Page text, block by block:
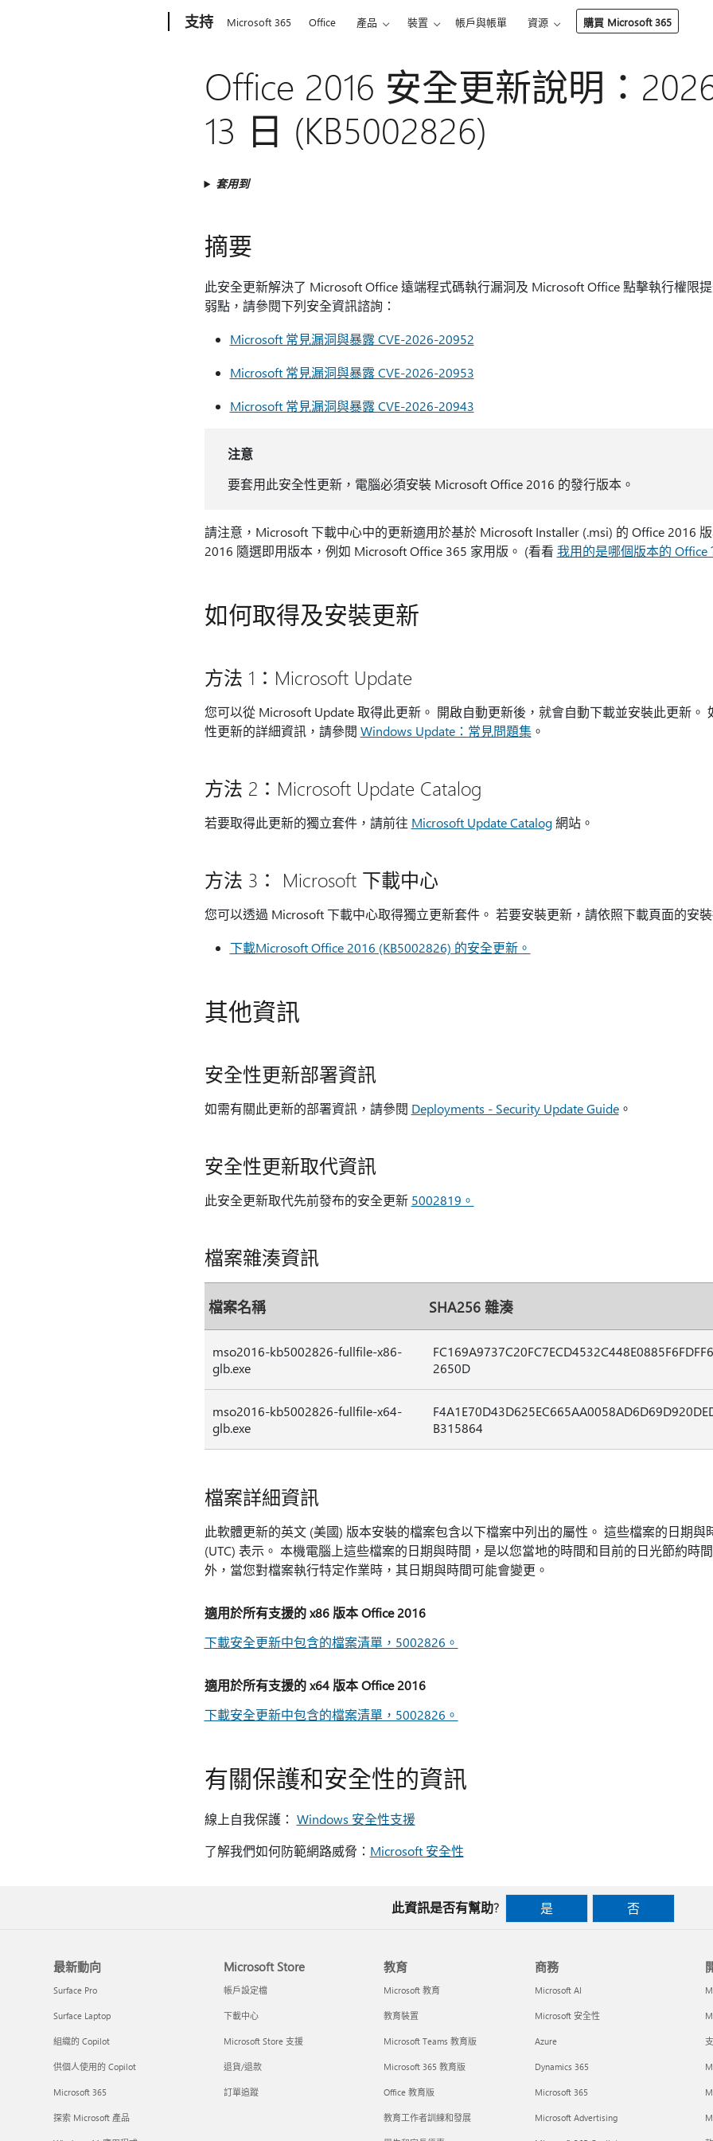
支持 Microsoft 365 Office 產品 裝置 帳戶與帳單 資源 購買 Microsoft 365
Office 2016 安全更新說明：
13 日 (KB5002826)
套用到
摘要
此安全更新解決了 Microsoft Office 遠端程式碼執行漏洞及 Microsoft Office 點擊執行權限
弱點，請參閱下列安全資訊諮詢：
Microsoft 常見漏洞與暴露 CVE-2026-20952
Microsoft 常見漏洞與暴露 CVE-2026-20953
Microsoft 常見漏洞與暴露 CVE-2026-20943
注意
要套用此安全性更新，電腦必須安裝 Microsoft Office 2016 的發行版本。
請注意，Microsoft 下載中心中的更新適用於基於 Microsoft Installer (.msi) 的 Office 2016
2016 隨選即用版本，例如 Microsoft Office 365 家用版。 (看看 我用的是哪個版本的 Office
如何取得及安裝更新
方法 1：Microsoft Update
您可以從 Microsoft Update 取得此更新。 開啟自動更新後，就會自動下載並安裝此更新。
性更新的詳細資訊，請參閱 Windows Update：常見問題集。
方法 2：Microsoft Update Catalog
若要取得此更新的獨立套件，請前往 Microsoft Update Catalog網站。
方法 3： Microsoft 下載中心
您可以透過 Microsoft 下載中心取得獨立更新套件。 若要安裝更新，請依照下載頁面的安裝
下載Microsoft Office 2016 (KB5002826) 的安全更新。
其他資訊
安全性更新部署資訊
如需有關此更新的部署資訊，請參閱 Deployments - Security Update Guide。
安全性更新取代資訊
此安全更新取代先前發布的安全更新 5002819。
檔案雜湊資訊
檔案名稱 SHA256 雜湊
mso2016-kb5002826-fullfile-x86-
glb.exe
2650D
mso2016-kb5002826-fullfile-x64-
glb.exe
B315864
檔案詳細資訊
此軟體更新的英文 (美國) 版本安裝的檔案包含以下檔案中列出的屬性。 這些檔案的日期與
(UTC) 表示。 本機電腦上這些檔案的日期與時間，是以您當地的時間和目前的日光節約時
外，當您對檔案執行特定作業時，其日期與時間可能會變更。
適用於所有支援的 x86 版本 Office 2016
下載安全更新中包含的檔案清單，5002826。
適用於所有支援的 x64 版本 Office 2016
下載安全更新中包含的檔案清單，5002826。
有關保護和安全性的資訊
線上自我保護： Windows 安全性支援
了解我們如何防範網路威脅： Microsoft 安全性
此資訊是否有幫助? 是 否
最新動向
Surface Pro
Surface Laptop
組織的 Copilot
供個人使用的 Copilot
Microsoft 365
探索 Microsoft 產品
Microsoft Store
帳戶設定檔
下載中心
Microsoft Store 支援
退貨/退款
訂單追蹤
教育
Microsoft 教育
教育裝置
Microsoft Teams 教育版
Microsoft 365 教育版
Office 教育版
教育工作者訓練和發展
商務
Microsoft AI
Microsoft 安全性
Azure
Dynamics 365
Microsoft 365
Microsoft Advertising